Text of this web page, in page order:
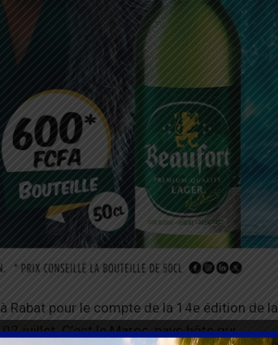
Rabat pour le compte de la 14e édition de la
juillet. C’est le Maroc, pays hôte qui